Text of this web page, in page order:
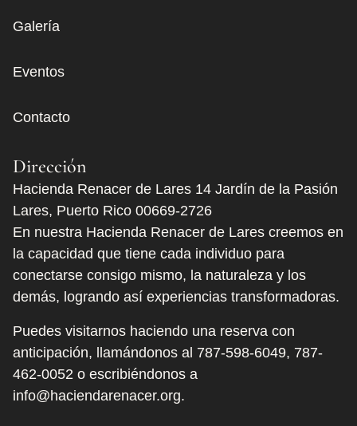
Galería
Eventos
Contacto
Dirección
Hacienda Renacer de Lares 14 Jardín de la Pasión
Lares, Puerto Rico 00669-2726
En nuestra Hacienda Renacer de Lares creemos en
la capacidad que tiene cada individuo para
conectarse consigo mismo, la naturaleza y los
demás, logrando así experiencias transformadoras.
Puedes visitarnos haciendo una reserva con
anticipación, llamándonos al 787-598-6049, 787-
462-0052 o escribiéndonos a
info@haciendarenacer.org.